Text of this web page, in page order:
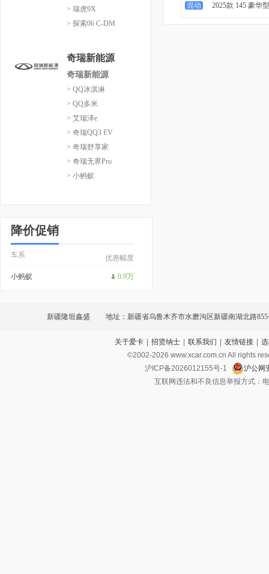
> 瑞虎9X
> 探索06 C-DM
奇瑞新能源
奇瑞新能源
> QQ冰淇淋
> QQ多米
> 艾瑞泽e
> 奇瑞QQ3 EV
> 奇瑞舒享家
> 奇瑞无界Pro
> 小蚂蚁
降价促销
车系 优惠幅度
小蚂蚁 0.9万
混动 2025款 145 豪华型
新疆隆垣鑫盛 地址：新疆省乌鲁木齐市水磨沟区新疆南湖北路
关于爱卡 | 招贤纳士 | 联系我们 | 友情链接 |
©2002-2026 www.xcar.com.cn All rights
沪ICP备2026012155号-1
沪公网
互联网违法和不良信息举报方式：